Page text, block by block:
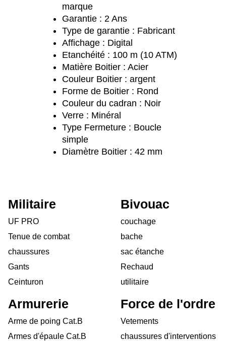
marque
Garantie : 2 Ans
Type de garantie : Fabricant
Affichage : Digital
Etanchéité : 100 m (10 ATM)
Matière Boitier : Acier
Couleur Boitier : argent
Forme de Boitier : Rond
Couleur du cadran : Noir
Verre : Minéral
Type Fermeture : Boucle
simple
Diamètre Boitier : 42 mm
Militaire
UF PRO
Tenue de combat
chaussures
Gants
Ceinturon
Bivouac
couchage
bache
sac étanche
Rechaud
utilitaire
Armurerie
Arme de poing Cat.B
Armes d'épaule Cat.B
Force de l'ordre
Vetements
chaussures d'interventions